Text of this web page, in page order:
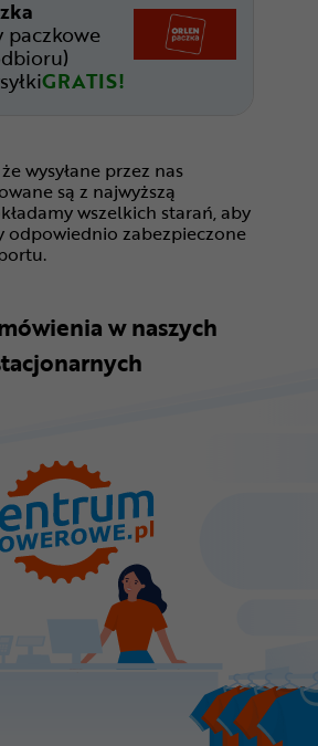
paczkowe
GRATIS!
wysyłane przez nas
są z najwyższą
wszelkich starań, aby
odpowiednio zabezpieczone
w naszych